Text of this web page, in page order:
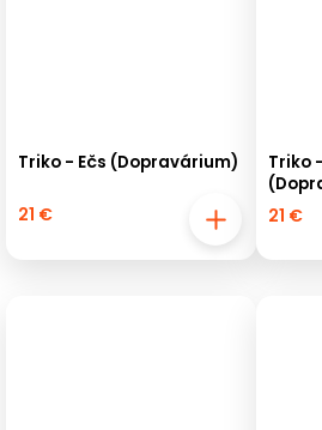
Triko - Ečs (Dopravárium)
21 €
Triko
21 €